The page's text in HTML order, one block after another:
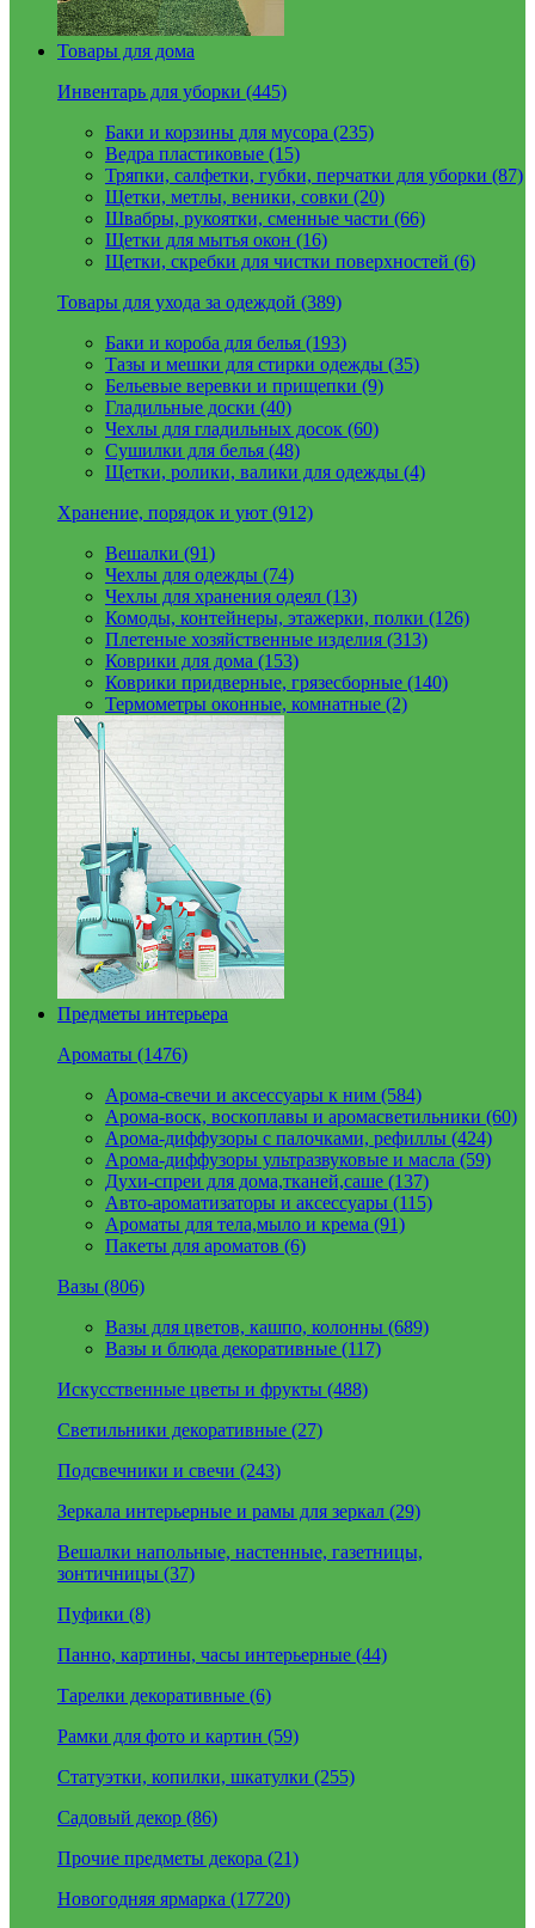
Товары для дома
Инвентарь для уборки (445)
Баки и корзины для мусора (235)
Ведра пластиковые (15)
Тряпки, салфетки, губки, перчатки для уборки (87)
Щетки, метлы, веники, совки (20)
Швабры, рукоятки, сменные части (66)
Щетки для мытья окон (16)
Щетки, скребки для чистки поверхностей (6)
Товары для ухода за одеждой (389)
Баки и короба для белья (193)
Тазы и мешки для стирки одежды (35)
Бельевые веревки и прищепки (9)
Гладильные доски (40)
Чехлы для гладильных досок (60)
Сушилки для белья (48)
Щетки, ролики, валики для одежды (4)
Хранение, порядок и уют (912)
Вешалки (91)
Чехлы для одежды (74)
Чехлы для хранения одеял (13)
Комоды, контейнеры, этажерки, полки (126)
Плетеные хозяйственные изделия (313)
Коврики для дома (153)
Коврики придверные, грязесборные (140)
Термометры оконные, комнатные (2)
Предметы интерьера
Ароматы (1476)
Арома-свечи и аксессуары к ним (584)
Арома-воск, воскоплавы и аромасветильники (60)
Арома-диффузоры с палочками, рефиллы (424)
Арома-диффузоры ультразвуковые и масла (59)
Духи-спреи для дома,тканей,саше (137)
Авто-ароматизаторы и аксессуары (115)
Ароматы для тела,мыло и крема (91)
Пакеты для ароматов (6)
Вазы (806)
Вазы для цветов, кашпо, колонны (689)
Вазы и блюда декоративные (117)
Искусственные цветы и фрукты (488)
Светильники декоративные (27)
Подсвечники и свечи (243)
Зеркала интерьерные и рамы для зеркал (29)
Вешалки напольные, настенные, газетницы,
зонтичницы (37)
Пуфики (8)
Панно, картины, часы интерьерные (44)
Тарелки декоративные (6)
Рамки для фото и картин (59)
Статуэтки, копилки, шкатулки (255)
Садовый декор (86)
Прочие предметы декора (21)
Новогодняя ярмарка (17720)